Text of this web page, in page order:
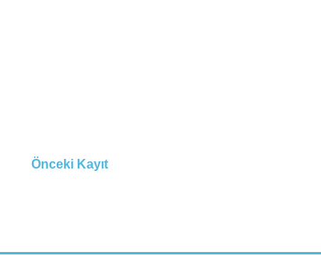
Önceki Kayıt